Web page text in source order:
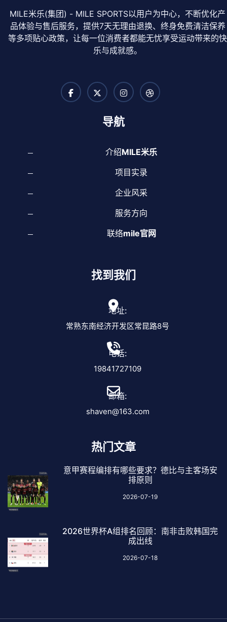
MILE米乐(集团) - MILE SPORTS以用户为中心，不断优化产
品体验与售后服务，提供7天无理由退换、终身免费清洁保养
等多项贴心政策，让每一位消费者都能无忧享受运动带来的快
乐与成就感。
导航
介绍MILE米乐
项目实录
企业风采
服务方向
联络mile官网
找到我们
地址:
常熟东南经济开发区常昆路8号
电话:
19841727109
邮箱:
shaven@163.com
热门文章
意甲赛程编排有哪些要求？德比与主客场安
排原则
2026-07-19
2026世界杯A组排名回顾：南非击败韩国完
成出线
2026-07-18